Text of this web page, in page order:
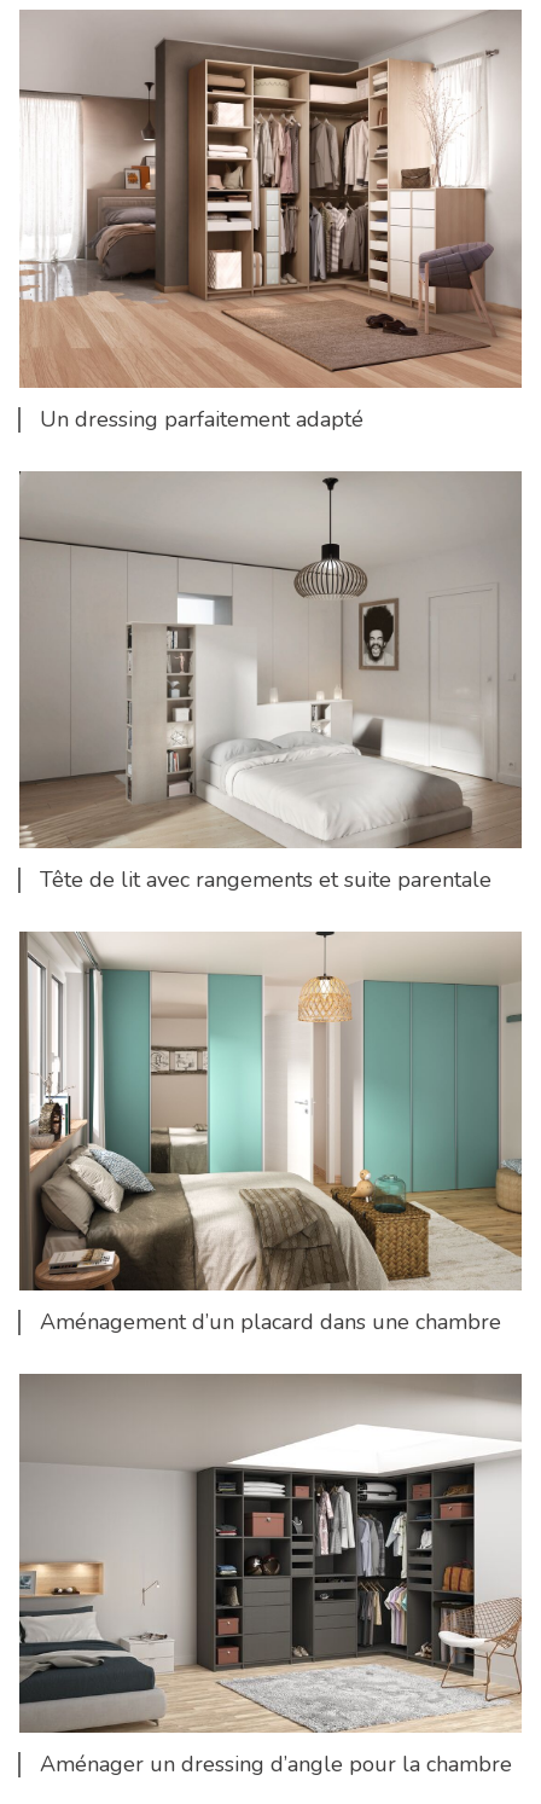
Un dressing parfaitement adapté
Tête de lit avec rangements et suite parentale
Aménagement d’un placard dans une chambre
Aménager un dressing d’angle pour la chambre